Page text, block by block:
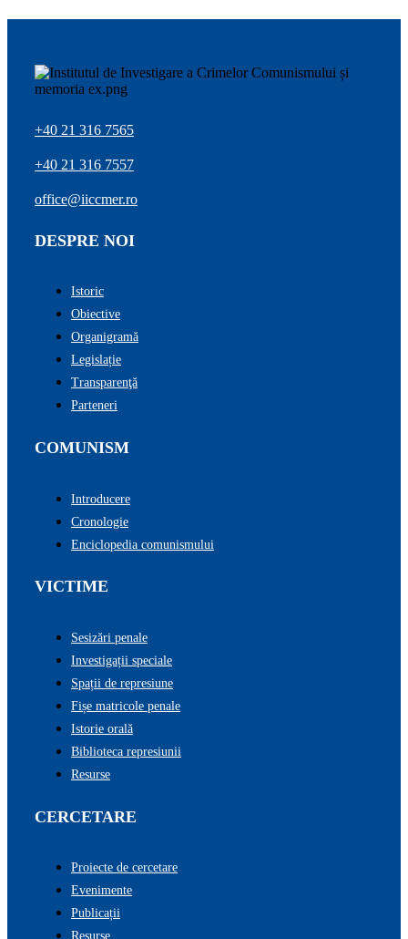
+40 21 316 7565
+40 21 316 7557
office@iiccmer.ro
DESPRE NOI
Istoric
Obiective
Organigramă
Legislație
Transparenţă
Parteneri
COMUNISM
Introducere
Cronologie
Enciclopedia comunismului
VICTIME
Sesizări penale
Investigații speciale
Spații de represiune
Fișe matricole penale
Istorie orală
Biblioteca represiunii
Resurse
CERCETARE
Proiecte de cercetare
Evenimente
Publicații
Resurse